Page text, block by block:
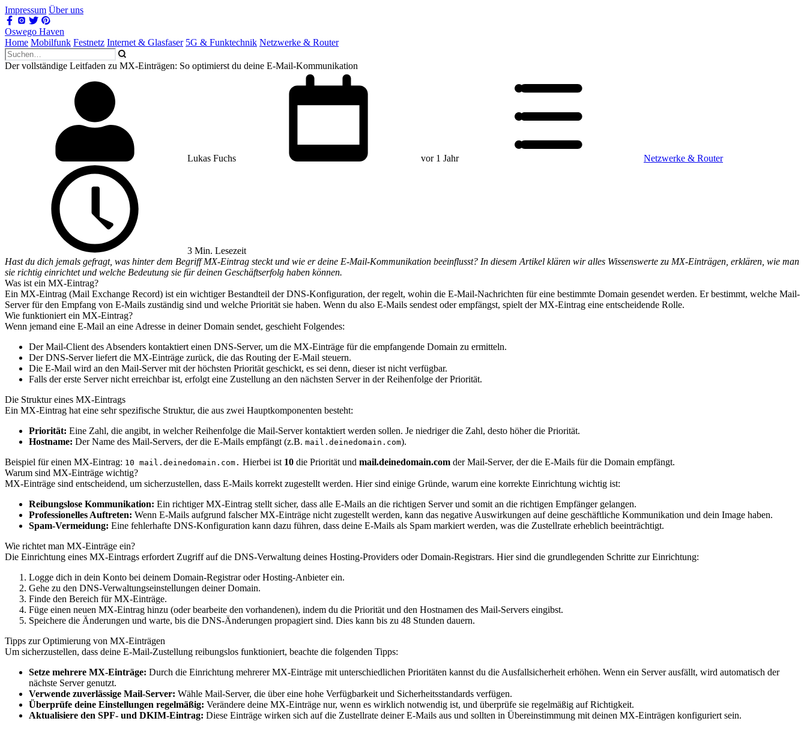
Impressum Über uns
Oswego Haven
Home Mobilfunk Festnetz Internet & Glasfaser 5G & Funktechnik Netzwerke & Router
Der vollständige Leitfaden zu MX-Einträgen: So optimierst du deine E-Mail-Kommunikation
Lukas Fuchs vor 1 Jahr Netzwerke & Router
3 Min. Lesezeit
Hast du dich jemals gefragt, was hinter dem Begriff MX-Eintrag steckt und wie er deine E-Mail-Kommunikation beeinflusst? In diesem Artikel klären wir alles Wissenswerte zu MX-Einträgen, erklären, wie man
sie richtig einrichtet und welche Bedeutung sie für deinen Geschäftserfolg haben können.
Was ist ein MX-Eintrag?
Ein MX-Eintrag (Mail Exchange Record) ist ein wichtiger Bestandteil der DNS-Konfiguration, der regelt, wohin die E-Mail-Nachrichten für eine bestimmte Domain gesendet werden. Er bestimmt, welche Mail-
Server für den Empfang von E-Mails zuständig sind und welche Priorität sie haben. Wenn du also E-Mails sendest oder empfängst, spielt der MX-Eintrag eine entscheidende Rolle.
Wie funktioniert ein MX-Eintrag?
Wenn jemand eine E-Mail an eine Adresse in deiner Domain sendet, geschieht Folgendes:
Der Mail-Client des Absenders kontaktiert einen DNS-Server, um die MX-Einträge für die empfangende Domain zu ermitteln.
Der DNS-Server liefert die MX-Einträge zurück, die das Routing der E-Mail steuern.
Die E-Mail wird an den Mail-Server mit der höchsten Priorität geschickt, es sei denn, dieser ist nicht verfügbar.
Falls der erste Server nicht erreichbar ist, erfolgt eine Zustellung an den nächsten Server in der Reihenfolge der Priorität.
Die Struktur eines MX-Eintrags
Ein MX-Eintrag hat eine sehr spezifische Struktur, die aus zwei Hauptkomponenten besteht:
Priorität: Eine Zahl, die angibt, in welcher Reihenfolge die Mail-Server kontaktiert werden sollen. Je niedriger die Zahl, desto höher die Priorität.
Hostname: Der Name des Mail-Servers, der die E-Mails empfängt (z.B. mail.deinedomain.com).
Beispiel für einen MX-Eintrag: 10 mail.deinedomain.com. Hierbei ist 10 die Priorität und mail.deinedomain.com der Mail-Server, der die E-Mails für die Domain empfängt.
Warum sind MX-Einträge wichtig?
MX-Einträge sind entscheidend, um sicherzustellen, dass E-Mails korrekt zugestellt werden. Hier sind einige Gründe, warum eine korrekte Einrichtung wichtig ist:
Reibungslose Kommunikation: Ein richtiger MX-Eintrag stellt sicher, dass alle E-Mails an die richtigen Server und somit an die richtigen Empfänger gelangen.
Professionelles Auftreten: Wenn E-Mails aufgrund falscher MX-Einträge nicht zugestellt werden, kann das negative Auswirkungen auf deine geschäftliche Kommunikation und dein Image haben.
Spam-Vermeidung: Eine fehlerhafte DNS-Konfiguration kann dazu führen, dass deine E-Mails als Spam markiert werden, was die Zustellrate erheblich beeinträchtigt.
Wie richtet man MX-Einträge ein?
Die Einrichtung eines MX-Eintrags erfordert Zugriff auf die DNS-Verwaltung deines Hosting-Providers oder Domain-Registrars. Hier sind die grundlegenden Schritte zur Einrichtung:
Logge dich in dein Konto bei deinem Domain-Registrar oder Hosting-Anbieter ein.
Gehe zu den DNS-Verwaltungseinstellungen deiner Domain.
Finde den Bereich für MX-Einträge.
Füge einen neuen MX-Eintrag hinzu (oder bearbeite den vorhandenen), indem du die Priorität und den Hostnamen des Mail-Servers eingibst.
Speichere die Änderungen und warte, bis die DNS-Änderungen propagiert sind. Dies kann bis zu 48 Stunden dauern.
Tipps zur Optimierung von MX-Einträgen
Um sicherzustellen, dass deine E-Mail-Zustellung reibungslos funktioniert, beachte die folgenden Tipps:
Setze mehrere MX-Einträge: Durch die Einrichtung mehrerer MX-Einträge mit unterschiedlichen Prioritäten kannst du die Ausfallsicherheit erhöhen. Wenn ein Server ausfällt, wird automatisch der
nächste Server genutzt.
Verwende zuverlässige Mail-Server: Wähle Mail-Server, die über eine hohe Verfügbarkeit und Sicherheitsstandards verfügen.
Überprüfe deine Einstellungen regelmäßig: Verändere deine MX-Einträge nur, wenn es wirklich notwendig ist, und überprüfe sie regelmäßig auf Richtigkeit.
Aktualisiere den SPF- und DKIM-Eintrag: Diese Einträge wirken sich auf die Zustellrate deiner E-Mails aus und sollten in Übereinstimmung mit deinen MX-Einträgen konfiguriert sein.